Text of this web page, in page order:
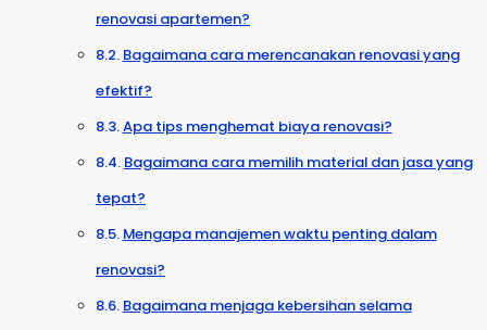
renovasi apartemen?
Bagaimana cara merencanakan renovasi yang
efektif?
Apa tips menghemat biaya renovasi?
Bagaimana cara memilih material dan jasa yang
tepat?
Mengapa manajemen waktu penting dalam
renovasi?
Bagaimana menjaga kebersihan selama